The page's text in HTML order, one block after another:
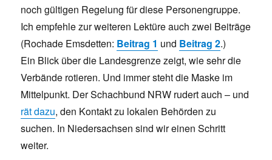
noch gültigen Regelung für diese Personengruppe.
Ich empfehle zur weiteren Lektüre auch zwei Beiträge
(Rochade Emsdetten: Beitrag 1 und Beitrag 2.)
Ein Blick über die Landesgrenze zeigt, wie sehr die
Verbände rotieren. Und immer steht die Maske im
Mittelpunkt. Der Schachbund NRW rudert auch – und
rät dazu, den Kontakt zu lokalen Behörden zu
suchen. In Niedersachsen sind wir einen Schritt
weiter.